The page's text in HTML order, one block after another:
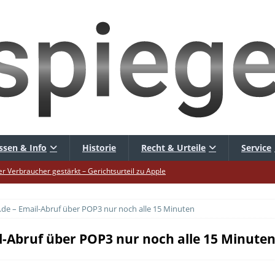
& Info Historie Recht & Urteile Service
Verbraucher gestärkt – Gerichtsurteil zu Apple
die Mütze – Unklare Unlimited-Klauseln sind unzulässig
startet – Diese neuen Regeln gelten ab morgen
– Email-Abruf über POP3 nur noch alle 15 Minuten
Abruf über POP3 nur noch alle 15 Minuten